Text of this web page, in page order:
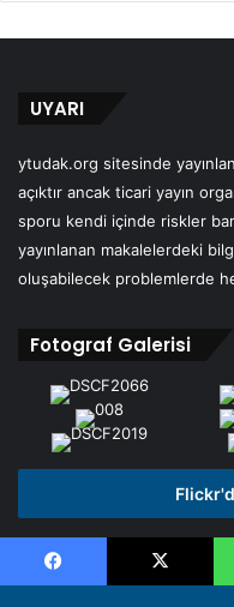
UYARI
ytudak.org sitesinde
açıktır ancak ticari yayın
sporu kendi içinde riskler
yayınlanan makalelerdeki
oluşabilecek problemlerde
Fotograf Galerisi
Facebook X